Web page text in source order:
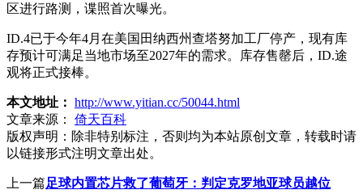
区进行路测，谍照首次曝光。
ID.4已于今年4月在美国田纳西州查塔努加工厂停产，现有库
存预计可满足当地市场至2027年的需求。库存售罄后，ID.途
观将正式接棒。
本文地址： http://www.yitian.cc/50044.html
文章来源：
倚天百科
版权声明： 除非特别标注，否则均为本站原创文章，转载时请
以链接形式注明文章出处。
上一篇足球内置芯片救了葡萄牙：判定克罗地亚球员越位